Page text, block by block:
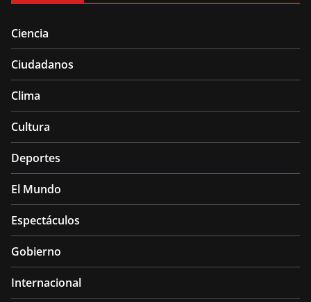
Ciencia
Ciudadanos
Clima
Cultura
Deportes
El Mundo
Espectáculos
Gobierno
Internacional